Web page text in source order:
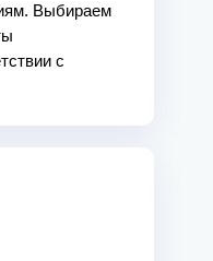
Выбираем
с